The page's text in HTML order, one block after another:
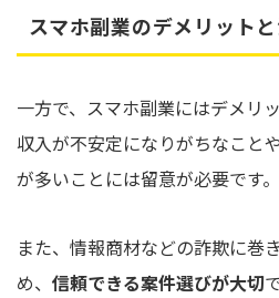
スマホ副業のデメリット
一方で、スマホ副業にはデメリ
収入が不安定になりがちなこと
が多いことには留意が必要です。
また、情報商材などの詐欺に巻
め、 信頼できる案件選びが大切